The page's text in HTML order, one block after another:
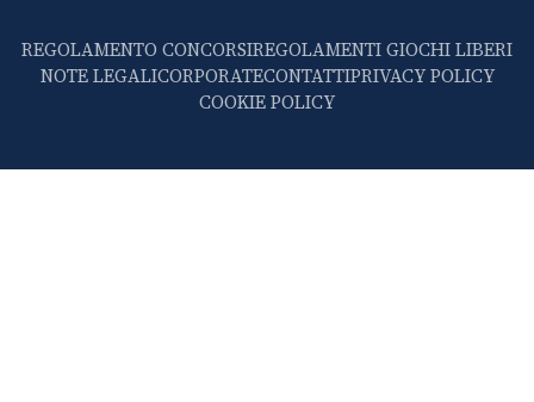
REGOLAMENTO CONCORSIREGOLAMENTI GIOCHI LIBERI
NOTE LEGALICORPORATECONTATTIPRIVACY POLICY
COOKIE POLICY